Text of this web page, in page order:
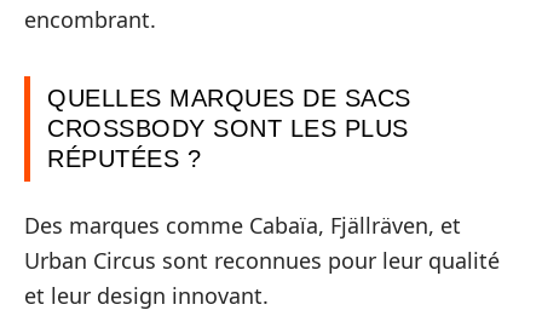
encombrant.
QUELLES MARQUES DE SACS
CROSSBODY SONT LES PLUS
RÉPUTÉES ?
Des marques comme Cabaïa, Fjällräven, et
Urban Circus sont reconnues pour leur qualité
et leur design innovant.